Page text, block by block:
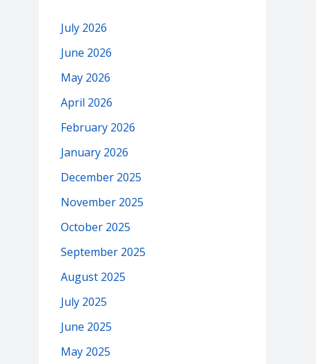
July 2026
June 2026
May 2026
April 2026
February 2026
January 2026
December 2025
November 2025
October 2025
September 2025
August 2025
July 2025
June 2025
May 2025